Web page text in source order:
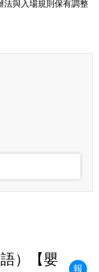
法與入場規則保有調整
）【嬰
報